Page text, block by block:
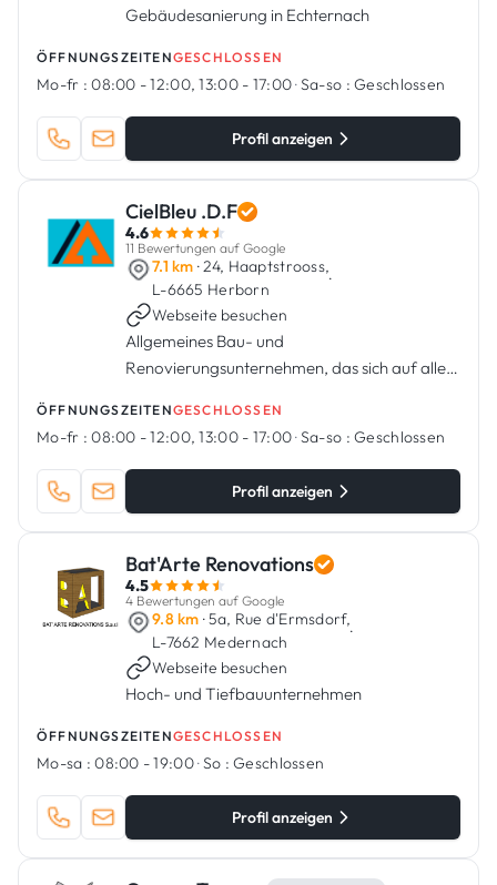
Gebäudesanierung in Echternach
ÖFFNUNGSZEITENGESCHLOSSEN
Mo-fr : 08:00 - 12:00, 13:00 - 17:00·Sa-so : Geschlossen
Profil anzeigen
CielBleu .D.F
4.6
11 Bewertungen auf Google
7.1 km · 24, Haaptstrooss,
L-6665 Herborn
·
Webseite besuchen
Allgemeines Bau- und
Renovierungsunternehmen, das sich auf alle
Renovierungsprojekten spezialisiert hat.
ÖFFNUNGSZEITENGESCHLOSSEN
Mo-fr : 08:00 - 12:00, 13:00 - 17:00·Sa-so : Geschlossen
Profil anzeigen
Bat'Arte Renovations
4.5
4 Bewertungen auf Google
9.8 km · 5a, Rue d'Ermsdorf,
L-7662 Medernach
·
Webseite besuchen
Hoch- und Tiefbauunternehmen
ÖFFNUNGSZEITENGESCHLOSSEN
Mo-sa : 08:00 - 19:00·So : Geschlossen
Profil anzeigen